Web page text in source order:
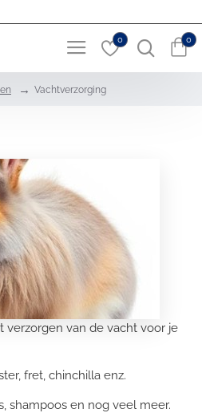
0 0
Vachtverzorging
verzorgen van de vacht voor je
fret, chinchilla enz.
shampoos en nog veel meer.